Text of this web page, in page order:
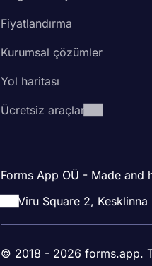
Fiyatlandırma
Kurumsal çözümler
Yol haritası
Ücretsiz araçlar
Forms App OÜ - Made and
Viru Square 2, Kesklinna
© 2018 - 2026 forms.app.